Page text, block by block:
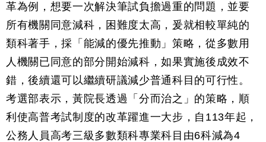
革為例，想要一次解決筆試負擔過重的問題，並要
所有機關同意減科，困難度太高，爰就相較單純的
類科著手，採「能減的優先推動」策略，從多數用
人機關已同意的部分開始減科，如果實施後成效不
錯，後續還可以繼續研議減少普通科目的可行性。
考選部表示，黃院長透過「分而治之」的策略，順
利使高普考試制度的改革躍進一大步，自113年起，
公務人員高考三級多數類科專業科目由6科減為4